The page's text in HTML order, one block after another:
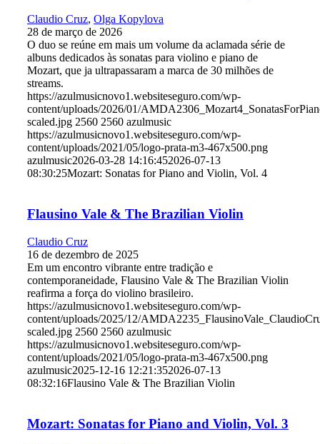
Claudio Cruz, Olga Kopylova
28 de março de 2026
O duo se reúne em mais um volume da aclamada série de
albuns dedicados às sonatas para violino e piano de
Mozart, que ja ultrapassaram a marca de 30 milhões de
streams.
https://azulmusicnovo1.websiteseguro.com/wp-
content/uploads/2026/01/
scaled.jpg 2560 2560 azulmusic
https://azulmusicnovo1.websiteseguro.com/wp-
content/uploads/2021/05/logo-prata-m3-467x500.png
azulmusic2026-03-28 14:16:452026-07-13
08:30:25Mozart: Sonatas for Piano and Violin, Vol. 4
Flausino Vale & The Brazilian Violin
Claudio Cruz
16 de dezembro de 2025
Em um encontro vibrante entre tradição e
contemporaneidade, Flausino Vale & The Brazilian Violin
reafirma a força do violino brasileiro.
https://azulmusicnovo1.websiteseguro.com/wp-
content/uploads/2025/12/
scaled.jpg 2560 2560 azulmusic
https://azulmusicnovo1.websiteseguro.com/wp-
content/uploads/2021/05/logo-prata-m3-467x500.png
azulmusic2025-12-16 12:21:352026-07-13
08:32:16Flausino Vale & The Brazilian Violin
Mozart: Sonatas for Piano and Violin, Vol. 3